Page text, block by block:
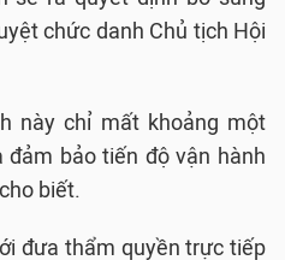
chức danh Chủ tịch Hội
này chỉ mất khoảng một
bảo tiến độ vận hành
biết.
đưa thẩm quyền trực tiếp